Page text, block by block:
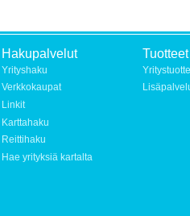
Hakupalvelut
Yrityshaku
Verkkokaupat
Linkit
Karttahaku
Reittihaku
Hae yrityksiä kartalta